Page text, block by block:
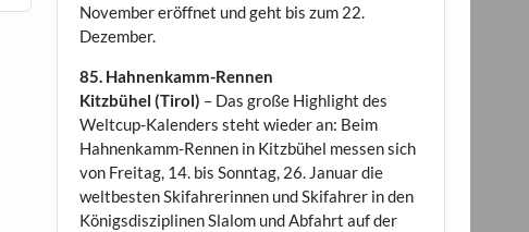
November eröffnet und geht bis zum 22.
Dezember.
85. Hahnenkamm-Rennen
Kitzbühel (Tirol) – Das große Highlight des
Weltcup-Kalenders steht wieder an: Beim
Hahnenkamm-Rennen in Kitzbühel messen sich
von Freitag, 14. bis Sonntag, 26. Januar die
weltbesten Skifahrerinnen und Skifahrer in den
Königsdisziplinen Slalom und Abfahrt auf der